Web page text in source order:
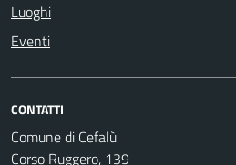
Luoghi
Eventi
CONTATTI
Comune di Cefalù
Corso Ruggero, 139